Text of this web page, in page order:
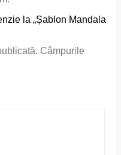
la „Șablon Mandala
Câmpurile